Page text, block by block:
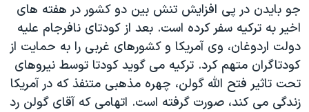
جو بایدن در پی افزایش تنش بین دو کشور در هفته های
اخیر به ترکیه سفر کرده است. بعد از کودتای نافرجام علیه
دولت اردوغان، وی آمریکا و کشورهای غربی را به حمایت از
کودتاگران متهم کرد. ترکیه می گوید کودتا توسط نیروهای
تحت تاثیر فتح الله گولن، چهره مذهبی متنفذ که در آمریکا
زندگی می کند، صورت گرفته است. اتهامی که آقای گولن رد